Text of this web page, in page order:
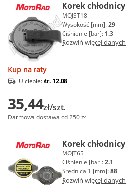
Korek chłodnicy
MOJST18
Wysokość [mm]:29
Ciśnienie [bar]: 1.3
Rozwiń więcej danych
Kup na raty
U ciebie:śr. 12.08
35,44zł/szt.
Darmowa dostawa od 250 zł
Korek chłodnicy
MOJT65
Ciśnienie [bar]:2.1
Średnica 1 [mm]:88
Rozwiń więcej danych